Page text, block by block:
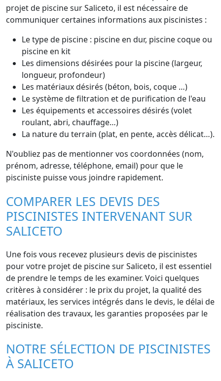
projet de piscine sur Saliceto, il est nécessaire de
communiquer certaines informations aux piscinistes :
Le type de piscine : piscine en dur, piscine coque ou
piscine en kit
Les dimensions désirées pour la piscine (largeur,
longueur, profondeur)
Les matériaux désirés (béton, bois, coque …)
Le système de filtration et de purification de l'eau
Les équipements et accessoires désirés (volet
roulant, abri, chauffage…)
La nature du terrain (plat, en pente, accès délicat…).
N'oubliez pas de mentionner vos coordonnées (nom,
prénom, adresse, téléphone, email) pour que le
pisciniste puisse vous joindre rapidement.
COMPARER LES DEVIS DES
PISCINISTES INTERVENANT SUR
SALICETO
Une fois vous recevez plusieurs devis de piscinistes
pour votre projet de piscine sur Saliceto, il est essentiel
de prendre le temps de les examiner. Voici quelques
critères à considérer : le prix du projet, la qualité des
matériaux, les services intégrés dans le devis, le délai de
réalisation des travaux, les garanties proposées par le
pisciniste.
NOTRE SÉLECTION DE PISCINISTES
À SALICETO